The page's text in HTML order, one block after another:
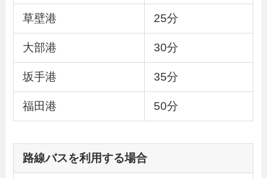
草壁港 25分
大部港 30分
坂手港 35分
福田港 50分
路線バスを利用する場合